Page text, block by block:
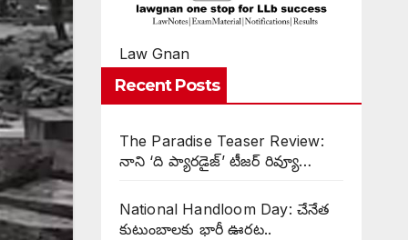
Law Gnan
Recent Posts
The Paradise Teaser Review:
నాని ‘ది ప్యారడైజ్’ టీజర్ రివ్యూ…
National Handloom Day: చేనేత
కుటుంబాలకు భారీ ఊరట..